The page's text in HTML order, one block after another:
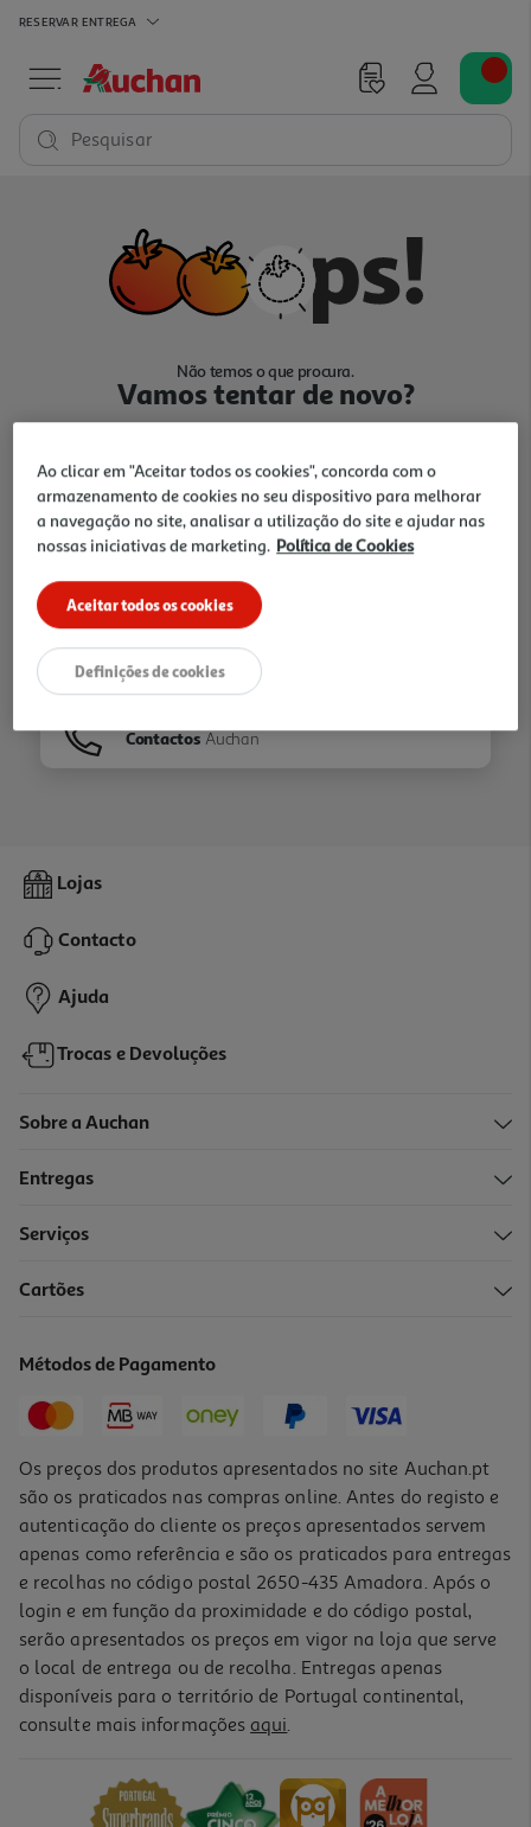
RESERVAR ENTREGA
Pesquisar
Não temos o que procura.
Vamos tentar de novo?
Ir para Homepage
Folhetos
Contactos Auchan
Lojas
Contacto
Ajuda
Trocas e Devoluções
Sobre a Auchan
Entregas
Serviços
Cartões
Métodos de Pagamento
Os preços dos produtos apresentados no site Auchan.pt
são os praticados nas compras online. Antes do registo e
autenticação do cliente os preços apresentados servem
apenas como referência e são os praticados para entregas
e recolhas no código postal 2650-435 Amadora. Após o
login e em função da proximidade e do código postal,
serão apresentados os preços em vigor na loja que serve
o local de entrega ou de recolha. Entregas apenas
disponíveis para o território de Portugal continental,
consulte mais informações aqui.
Ao clicar em "Aceitar todos os cookies", concorda com o
armazenamento de cookies no seu dispositivo para melhorar
a navegação no site, analisar a utilização do site e ajudar nas
nossas iniciativas de marketing. Política de Cookies
Aceitar todos os cookies
Definições de cookies